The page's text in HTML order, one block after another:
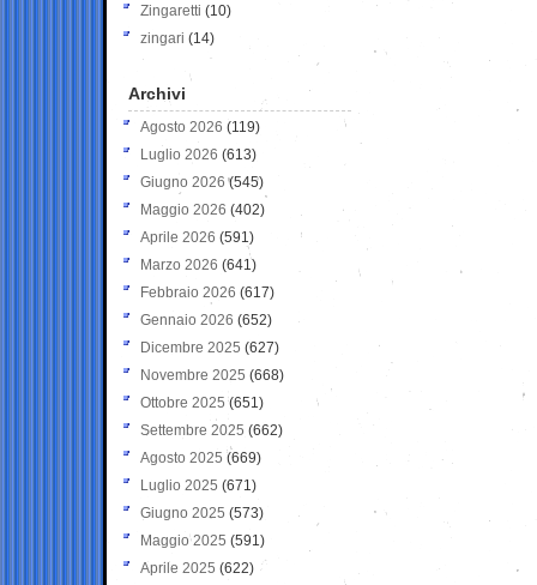
Zingaretti (10)
zingari (14)
Archivi
Agosto 2026 (119)
Luglio 2026 (613)
Giugno 2026 (545)
Maggio 2026 (402)
Aprile 2026 (591)
Marzo 2026 (641)
Febbraio 2026 (617)
Gennaio 2026 (652)
Dicembre 2025 (627)
Novembre 2025 (668)
Ottobre 2025 (651)
Settembre 2025 (662)
Agosto 2025 (669)
Luglio 2025 (671)
Giugno 2025 (573)
Maggio 2025 (591)
Aprile 2025 (622)